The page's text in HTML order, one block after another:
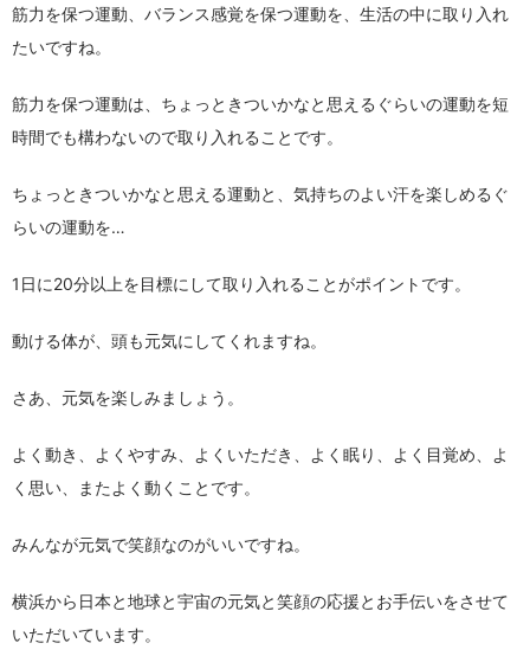
筋力を保つ運動、バランス感覚を保つ運動を、生活の中に取り入れ
たいですね。
筋力を保つ運動は、ちょっときついかなと思えるぐらいの運動を短
時間でも構わないので取り入れることです。
ちょっときついかなと思える運動と、気持ちのよい汗を楽しめるぐ
らいの運動を…
1日に20分以上を目標にして取り入れることがポイントです。
動ける体が、頭も元気にしてくれますね。
さあ、元気を楽しみましょう。
よく動き、よくやすみ、よくいただき、よく眠り、よく目覚め、よ
く思い、またよく動くことです。
みんなが元気で笑顔なのがいいですね。
横浜から日本と地球と宇宙の元気と笑顔の応援とお手伝いをさせて
いただいています。